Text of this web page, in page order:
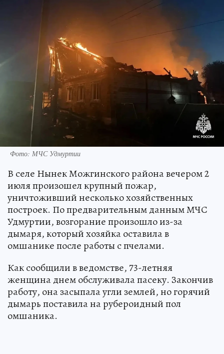
Фото: МЧС Удмуртии
В селе Нынек Можгинского района вечером 2
июля произошел крупный пожар,
уничтоживший несколько хозяйственных
построек. По предварительным данным МЧС
Удмуртии, возгорание произошло из-за
дымаря, который хозяйка оставила в
омшанике после работы с пчелами.
Как сообщили в ведомстве, 73-летняя
женщина днем обслуживала пасеку. Закончив
работу, она засыпала угли землей, но горячий
дымарь поставила на рубероидный пол
омшаника.